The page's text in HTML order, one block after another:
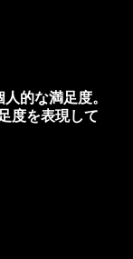
的な満足度。
度を表現して